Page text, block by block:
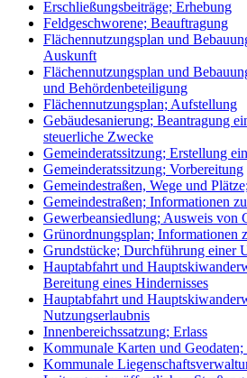
Erschließungsbeiträge; Erhebung
Feldgeschworene; Beauftragung
Flächennutzungsplan und
Auskunft
Flächennutzungsplan und
und Behördenbeteiligung
Flächennutzungsplan; Aufstellung
Gebäudesanierung; Beantragung
steuerliche Zwecke
Gemeinderatssitzung; Erstellung
Gemeinderatssitzung; Vorbereitung
Gemeindestraßen, Wege und
Gemeindestraßen; Informationen
Gewerbeansiedlung; Ausweis von
Grünordnungsplan; Informationen
Grundstücke; Durchführung einer
Hauptabfahrt und
Bereitung eines Hindernisses
Hauptabfahrt und
Nutzungserlaubnis
Innenbereichssatzung; Erlass
Kommunale Karten und Geodaten;
Kommunale